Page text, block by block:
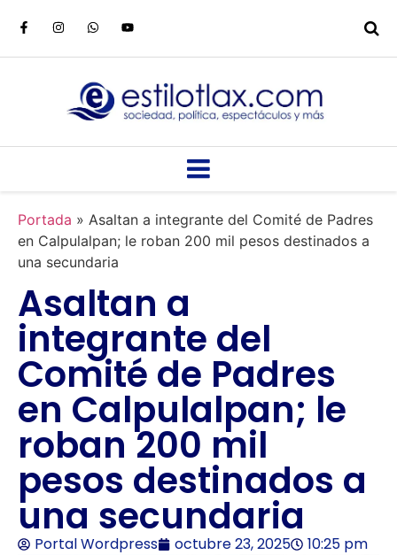
Portada » Asaltan a integrante del Comité de Padres
en Calpulalpan; le roban 200 mil pesos destinados a
una secundaria
Asaltan a
integrante del
Comité de Padres
en Calpulalpan; le
roban 200 mil
pesos destinados a
una secundaria
Portal Wordpress octubre 23, 2025 10:25 pm